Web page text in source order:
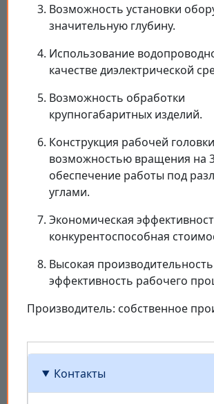
Возможность установки
значительную глубину.
Использование
качестве диэлектрической
Возможность обработки
крупногабаритных изделий.
Конструкция рабочей
возможностью вращения на
обеспечение работы под
углами.
Экономическая
конкурентоспособная
Высокая
эффективность рабочего
Производитель: собственное
Контакты